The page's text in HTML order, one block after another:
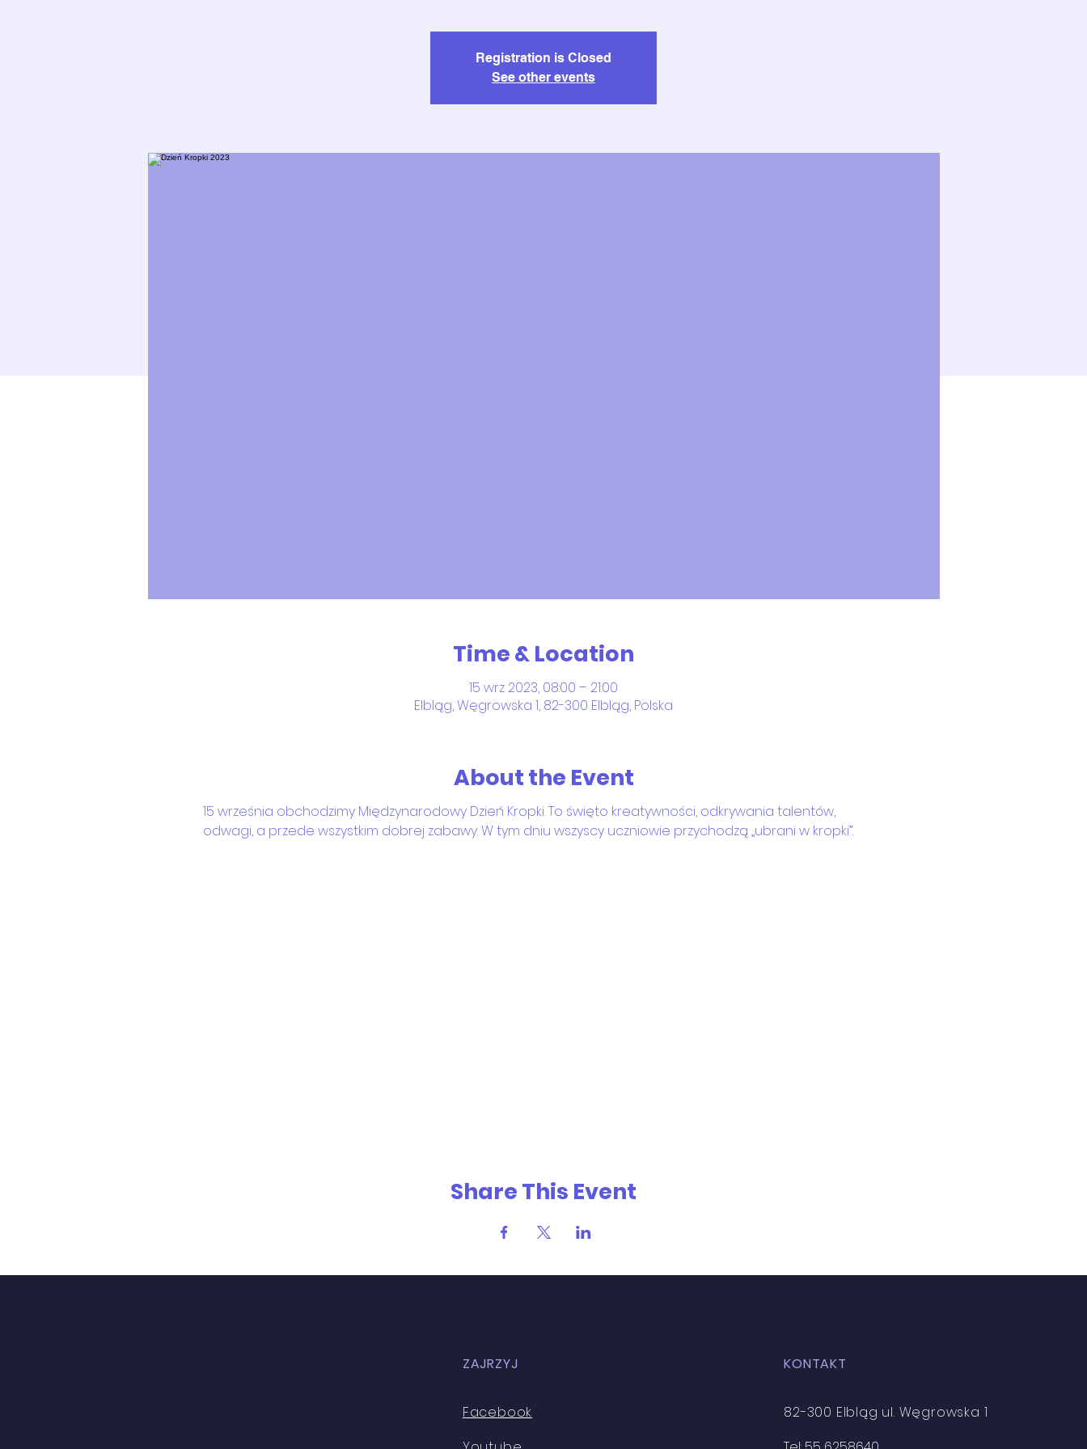
Registration is Closed
See other events
Time & Location
15 wrz 2023, 08:00 – 21:00
Elbląg, Węgrowska 1, 82-300 Elbląg, Polska
About the Event
15 września obchodzimy Międzynarodowy Dzień Kropki. To święto kreatywności, odkrywania talentów,
odwagi, a przede wszystkim dobrej zabawy. W tym dniu wszyscy uczniowie przychodzą „ubrani w kropki”.
Share This Event
ZAJRZYJ
Facebook
KONTAKT
82-300 Elbląg ul. Węgrowska 1